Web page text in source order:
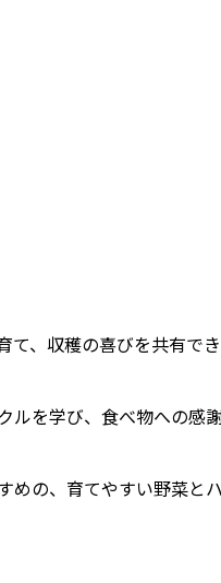
て、収穫の喜びを共有で
ルを学び、食べ物への感
めの、育てやすい野菜と